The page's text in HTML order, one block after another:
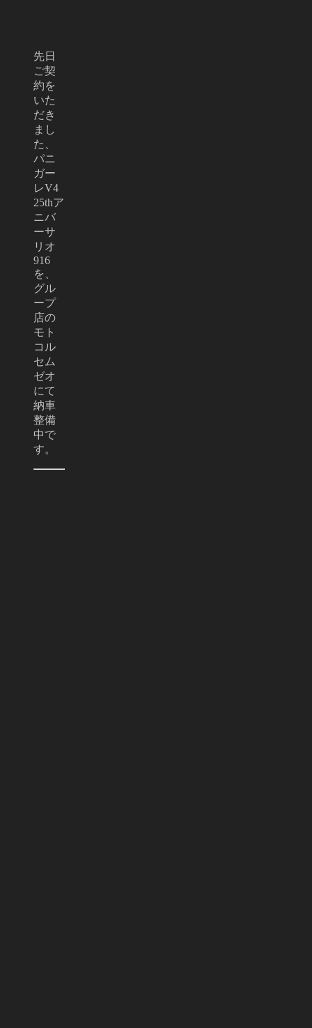
先日
ご契
約を
いた
だき
まし
た、
パニ
ガー
レV4
25thア
ニバ
ーサ
リオ
916
を、
グル
ープ
店の
モト
コル
セム
ゼオ
にて
納車
整備
中で
す。